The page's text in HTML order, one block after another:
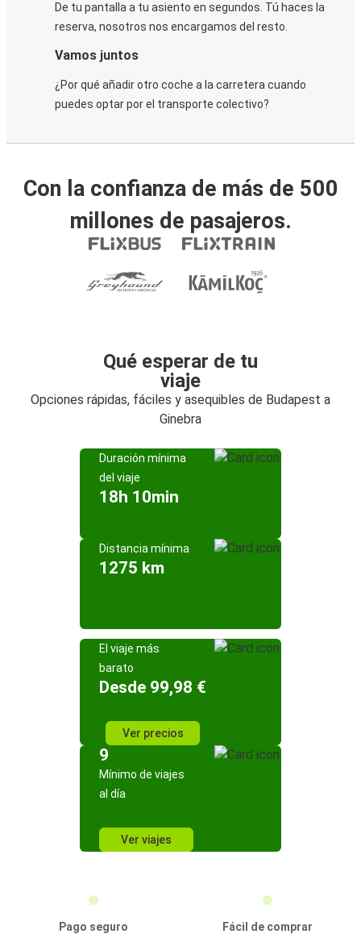
De tu pantalla a tu asiento en segundos. Tú haces la
reserva, nosotros nos encargamos del resto.
Vamos juntos
¿Por qué añadir otro coche a la carretera cuando
puedes optar por el transporte colectivo?
Con la confianza de más de 500
millones de pasajeros.
Qué esperar de tu
viaje
Opciones rápidas, fáciles y asequibles de Budapest a
Ginebra
Duración mínima
del viaje
18h 10min
Distancia mínima
1275 km
El viaje más
barato
Desde 99,98 €
Ver precios
9
Mínimo de viajes
al día
Ver viajes
Pago seguro
Fácil de comprar